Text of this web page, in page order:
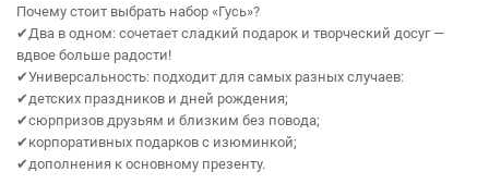
Почему стоит выбрать набор «Гусь»?
✔Два в одном: сочетает сладкий подарок и творческий досуг —
вдвое больше радости!
✔Универсальность: подходит для самых разных случаев:
✔детских праздников и дней рождения;
✔сюрпризов друзьям и близким без повода;
✔корпоративных подарков с изюминкой;
✔дополнения к основному презенту.